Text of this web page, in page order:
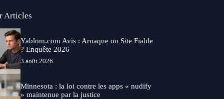
Articles
Yablom.com Avis : Arnaque ou Site Fiable
? Enquête 2026
3 août 2026
Minnesota : la loi contre les apps « nudify
» maintenue par la justice